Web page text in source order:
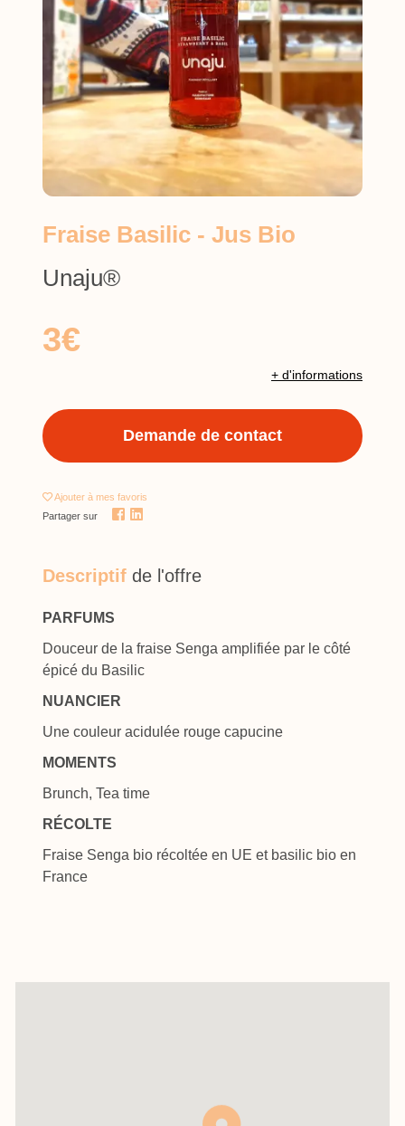
Fraise Basilic - Jus Bio
Unaju®
3€
+ d'informations
Demande de contact
Ajouter à mes favoris
Partager sur
Descriptif de l'offre
PARFUMS
Douceur de la fraise Senga amplifiée par le côté
épicé du Basilic
NUANCIER
Une couleur acidulée rouge capucine
MOMENTS
Brunch, Tea time
RÉCOLTE
Fraise Senga bio récoltée en UE et basilic bio en
France